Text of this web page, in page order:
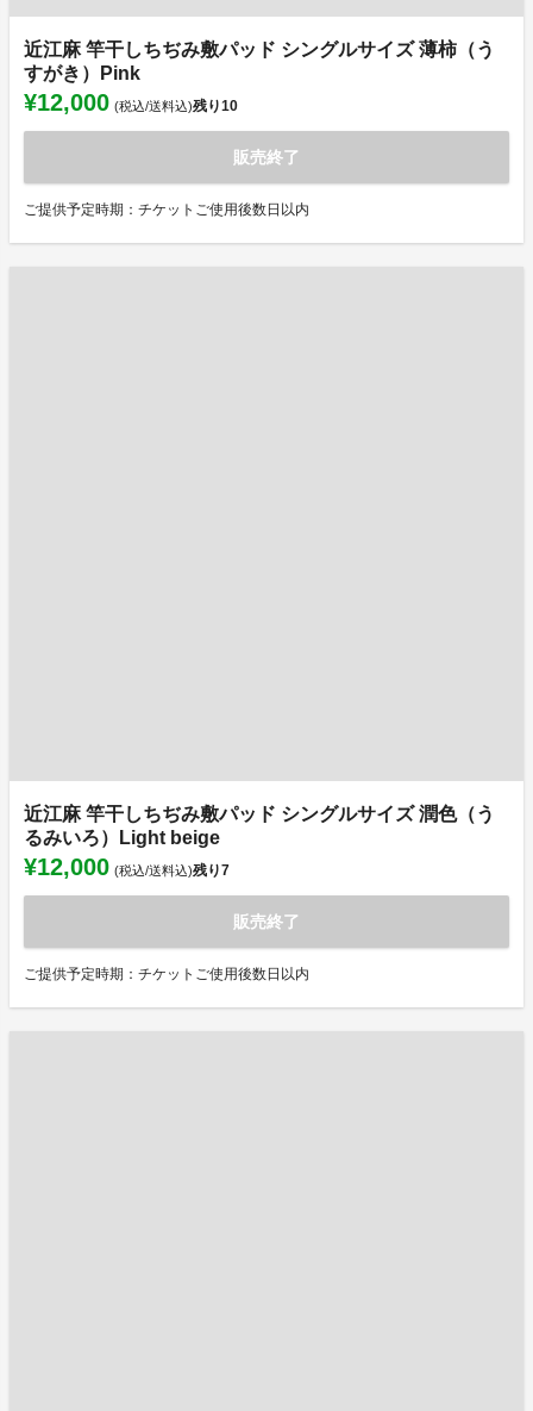
近江麻 竿干しちぢみ敷パッド シングルサイズ 薄柿（う
すがき）Pink
¥12,000 (税込/送料込)残り10
販売終了
ご提供予定時期：チケットご使用後数日以内
近江麻 竿干しちぢみ敷パッド シングルサイズ 潤色（う
るみいろ）Light beige
¥12,000 (税込/送料込)残り7
販売終了
ご提供予定時期：チケットご使用後数日以内